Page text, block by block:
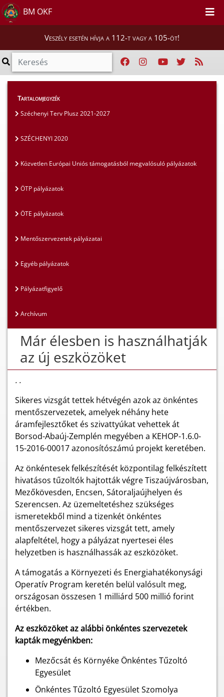
BM OKF
Veszély esetén hívja a 112-t vagy a 105-öt!
Szakmai tájékoztatók
SZÉCHENYI 2020
Tartalomjegyzék
Széchenyi Terv Plusz 2021-2027
SZÉCHENYI 2020
Közvetlen Európai Uniós támogatásból megvalósuló pályázatok
ÖTP pályázatok
ÖTE pályázatok
Mentőszervezetek pályázatai
Egyéb pályázatok
Pályázatfigyelő
Archívum
Már élesben is használhatják
az új eszközöket
. .
Sikeres vizsgát tettek hétvégén azok az önkéntes
mentőszervezetek, amelyek néhány hete
áramfejlesztőket és szivattyúkat vehettek át
Borsod-Abaúj-Zemplén megyében a KEHOP-1.6.0-
15-2016-00017 azonosítószámú projekt keretében.
Az önkéntesek felkészítését központilag felkészített
hivatásos tűzoltók hajtották végre Tiszaújvárosban,
Mezőkövesden, Encsen, Sátoraljaújhelyen és
Szerencsen. Az üzemeltetéshez szükséges
ismeretekből mind a tizenkét önkéntes
mentőszervezet sikeres vizsgát tett, amely
alapfeltétel, hogy a pályázat nyertesei éles
helyzetben is használhassák az eszközöket.
A támogatás a Környezeti és Energiahatékonysági
Operatív Program keretén belül valósult meg,
országosan összesen 1 milliárd 500 millió forint
értékben.
Az eszközöket az alábbi önkéntes szervezetek
kapták megyénkben:
Mezőcsát és Környéke Önkéntes Tűzoltó
Egyesület
Önkéntes Tűzoltó Egyesület Szomolya